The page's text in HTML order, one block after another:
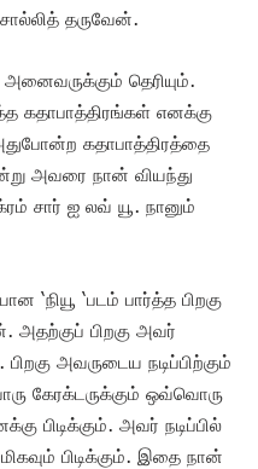
தருவேன்.
அனைவருக்கும் தெரியும்.
கதாபாத்திரங்கள் எனக்கு
கதாபாத்திரத்தை
அவரை நான் வியந்து
சார் ஐ லவ் யூ. நானும்
‘நியூ ‘படம் பார்த்த பிறகு
அதற்குப் பிறகு அவர்
அவருடைய நடிப்பிற்கும்
கேரக்டருக்கும் ஒவ்வொரு
பிடிக்கும். அவர் நடிப்பில்
பிடிக்கும். இதை நான்